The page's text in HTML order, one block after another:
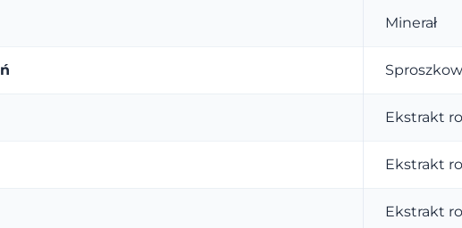
Minerał
Ekstrakt
Ekstrakt
Ekstrakt